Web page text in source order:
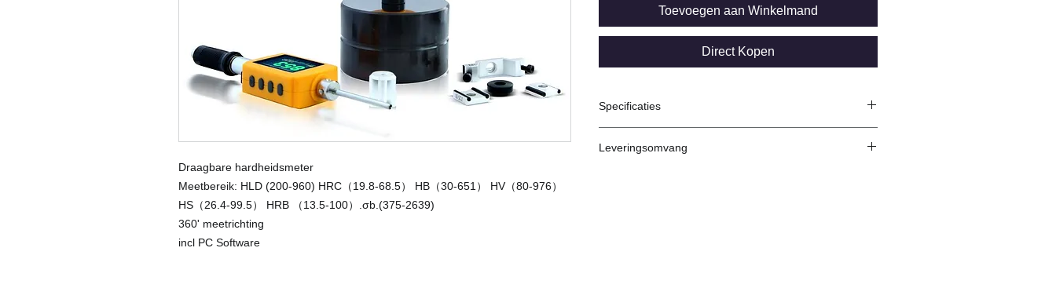
Draagbare hardheidsmeter
Meetbereik: HLD (200-960) HRC（19.8-68.5） HB（30-651） HV（80-976）
HS（26.4-99.5） HRB （13.5-100）.σb.(375-2639)
360' meetrichting
incl PC Software
Toevoegen aan Winkelmand
Direct Kopen
Specificaties
Leveringsomvang